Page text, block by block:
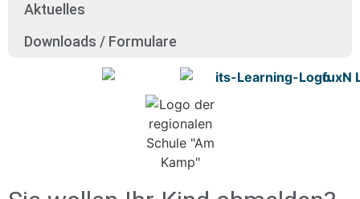
Aktu­el­les
Down­loads / For­mu­la­re